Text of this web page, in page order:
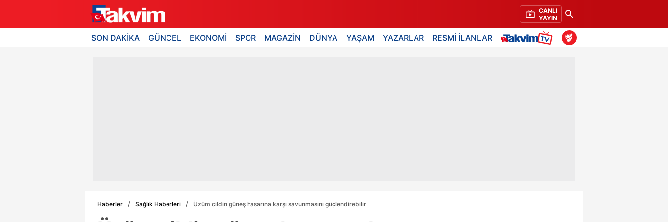
CANLI
YAYIN
SON DAKİKA GÜNCEL EKONOMİ SPOR MAGAZİN DÜNYA YAŞAM YAZARLAR RESMİ İLANLAR
Haberler Sağlık Haberleri Üzüm cildin güneş hasarına karşı savunmasını güçlendirebilir